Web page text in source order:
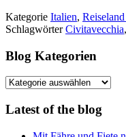
Kategorie Italien,
SchlagwörterCivitavecchia,
Blog Kategorien
Blog
Latest of the blog